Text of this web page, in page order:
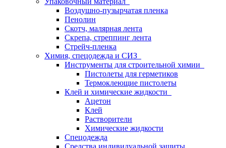
Воздушно-пузырчатая пленка
Пенолин
Скотч, малярная лента
Скрепа, стреппинг лента
Стрейч-пленка
Химия, спецодежда и СИЗ
Инструменты для строительной химии
Пистолеты для герметиков
Термоклеющие пистолеты
Клей и химические жидкости
Ацетон
Клей
Растворители
Химические жидкости
Спецодежда
Средства индивидуальной защиты